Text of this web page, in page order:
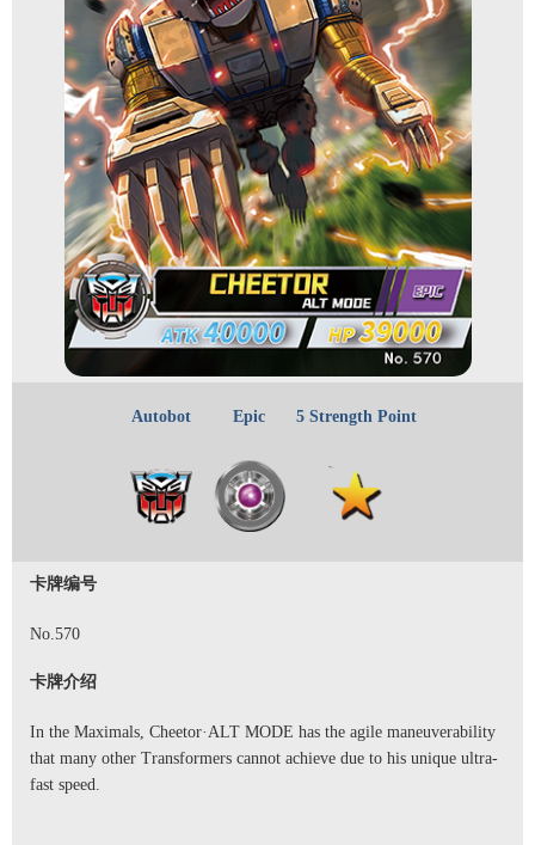
Autobot Epic 5 Strength Point
卡牌编号
No.570
卡牌介绍
In the Maximals, Cheetor·ALT MODE has the agile maneuverability
that many other Transformers cannot achieve due to his unique ultra-
fast speed.